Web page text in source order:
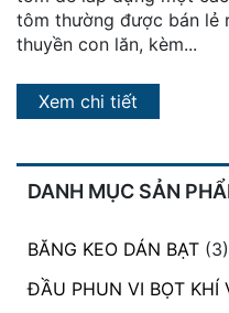
DANH MỤC SẢN
BĂNG KEO DÁN BẠT (3)
ĐẦU PHUN VI BỌT KHÍ
tôm thường được bán lẻ
thuyền con lăn, kèm...
Xem chi tiết